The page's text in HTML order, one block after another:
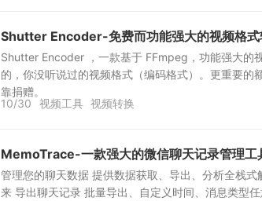
Shutter Encoder-免费而功能强大的视频格式
Shutter Encoder ，一款基于 FFmpeg，功能强大的
的，你没听说过的视频格式（编码格式）。更重要的
靠捐赠。
10/30
视频工具 视频转换
MemoTrace-一款强大的微信聊天记录管理工
管理您的聊天数据 提供数据获取、导出、分析全栈
来 导出聊天记录 批量导出、自定义时间、消息类型